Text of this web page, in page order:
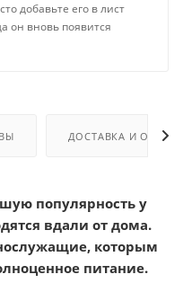
добавьте его в лист
он вновь появится
ДОСТАВКА И
популярность у
вдали от дома.
которым
питание.